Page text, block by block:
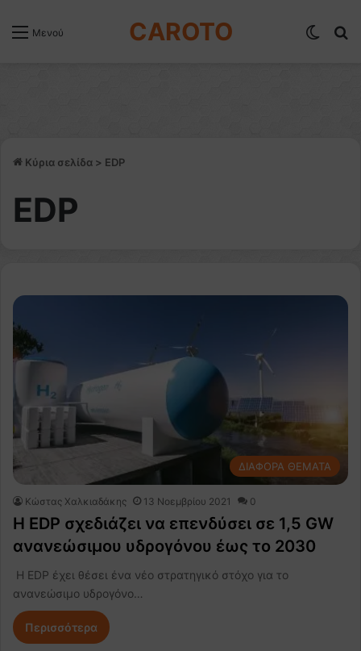
Μενού CAROTO
Κύρια σελίδα > EDP
EDP
ΔΙΑΦΟΡΑ ΘΕΜΑΤΑ
Κώστας Χαλκιαδάκης 13 Νοεμβρίου 2021 0
Η EDP σχεδιάζει να επενδύσει σε 1,5 GW
ανανεώσιμου υδρογόνου έως το 2030
Η EDP έχει θέσει ένα νέο στρατηγικό στόχο για το
ανανεώσιμο υδρογόνο…
Περισσότερα